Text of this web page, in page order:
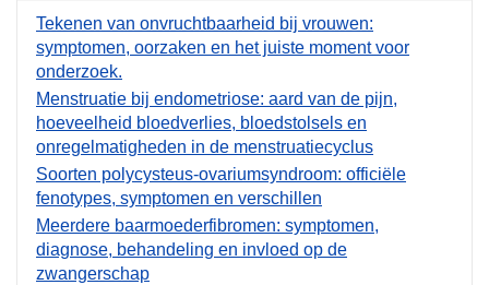
Tekenen van onvruchtbaarheid bij vrouwen:
symptomen, oorzaken en het juiste moment voor
onderzoek.
Menstruatie bij endometriose: aard van de pijn,
hoeveelheid bloedverlies, bloedstolsels en
onregelmatigheden in de menstruatiecyclus
Soorten polycysteus-ovariumsyndroom: officiële
fenotypes, symptomen en verschillen
Meerdere baarmoederfibromen: symptomen,
diagnose, behandeling en invloed op de
zwangerschap